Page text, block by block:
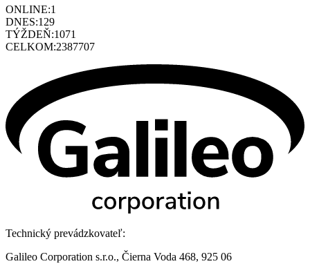
ONLINE:1
DNES:129
TÝŽDEŇ:1071
CELKOM:2387707
Technický prevádzkovateľ:
Galileo Corporation s.r.o., Čierna Voda 468, 925 06